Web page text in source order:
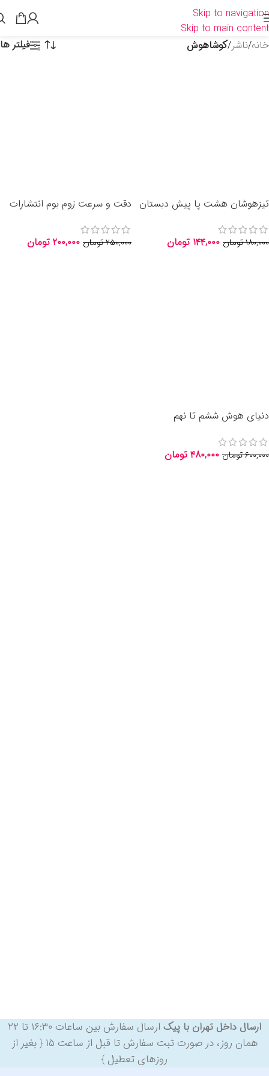
Skip to navigation
Skip to main content
خانه/ناشر/کوشاهوش فیلتر ها
تیزهوشان هشت پا پیش دبستان
۱۸۰,۰۰۰تومان ۱۴۴,۰۰۰ تومان
دقت و سرعت زوم بوم انتشارات
۲۵۰,۰۰۰تومان ۲۰۰,۰۰۰ تومان
دنیای هوش ششم تا نهم
۶۰۰,۰۰۰تومان ۴۸۰,۰۰۰ تومان
ارسال داخل تهران با پیک
ارسال سفارش بین ساعات ۱۶:۳۰ تا ۲۲
همان روز، در صورت ثبت سفارش تا قبل از ساعت ۱۵ { بغیر از
روزهای تعطیل }